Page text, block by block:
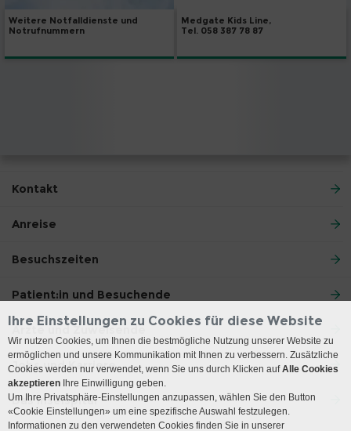
Weitere Notfalldienste und
Notrufnummern
Medgate Kids Line,
Tel. 058 387 78 87
Kontakt
Anreise
Besuchszeiten
Patient:in und Besuchende
Ärzte und Zuweisende
Jobs und Karriere
Das Inselspital
Ihre Einstellungen zu Cookies für diese Website
Wir nutzen Cookies, um Ihnen die bestmögliche Nutzung unserer Website zu
ermöglichen und unsere Kommunikation mit Ihnen zu verbessern. Zusätzliche
Cookies werden nur verwendet, wenn Sie uns durch Klicken aufAlle Cookies
akzeptieren Ihre Einwilligung geben.
Um Ihre Privatsphäre-Einstellungen anzupassen, wählen Sie den Button
«Cookie Einstellungen» um eine spezifische Auswahl festzulegen.
Informationen zu den verwendeten Cookies finden Sie in unserer